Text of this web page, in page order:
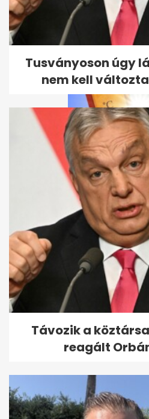
Ross
jelent neki a
Budapest
Átmeneti
vasárnaptól
hőség
Tusványoson úgy
nem kell
Távozik a
reagált